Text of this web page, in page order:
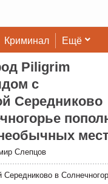
Криминал Ещё
Piligrim
с
Середниково
Слепцов
в